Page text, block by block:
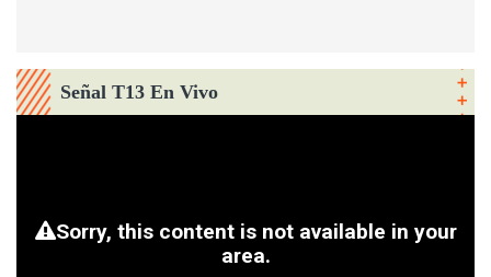
Señal T13 En Vivo